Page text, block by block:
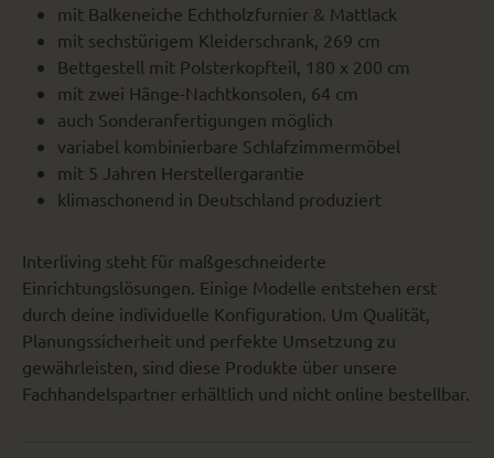
mit Balkeneiche Echtholzfurnier & Mattlack
mit sechstürigem Kleiderschrank, 269 cm
Bettgestell mit Polsterkopfteil, 180 x 200 cm
mit zwei Hänge-Nachtkonsolen, 64 cm
auch Sonderanfertigungen möglich
variabel kombinierbare Schlafzimmermöbel
mit 5 Jahren Herstellergarantie
klimaschonend in Deutschland produziert
Interliving steht für maßgeschneiderte
Einrichtungslösungen. Einige Modelle entstehen erst
durch deine individuelle Konfiguration. Um Qualität,
Planungssicherheit und perfekte Umsetzung zu
gewährleisten, sind diese Produkte über unsere
Fachhandelspartner erhältlich und nicht online bestellbar.